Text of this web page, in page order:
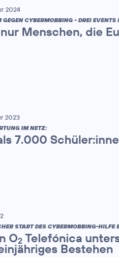
2024
GEGEN CYBERMOBBING - DREI EVENTS
Menschen, die
2023
IM NETZ:
7.000
START DES CYBERMOBBING-HILFE
O2 Telefónica
Bestehen